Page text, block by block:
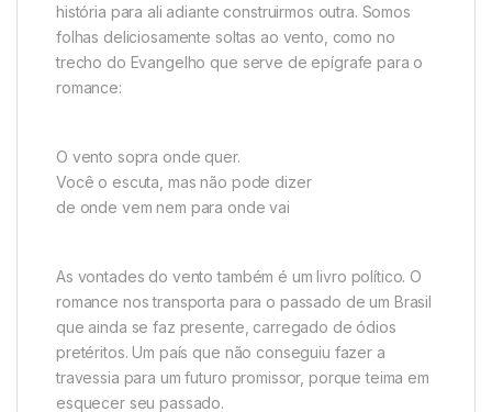
história para ali adiante construirmos outra. Somos
folhas deliciosamente soltas ao vento, como no
trecho do Evangelho que serve de epígrafe para o
romance:
O vento sopra onde quer.
Você o escuta, mas não pode dizer
de onde vem nem para onde vai
As vontades do vento também é um livro político. O
romance nos transporta para o passado de um Brasil
que ainda se faz presente, carregado de ódios
pretéritos. Um país que não conseguiu fazer a
travessia para um futuro promissor, porque teima em
esquecer seu passado.